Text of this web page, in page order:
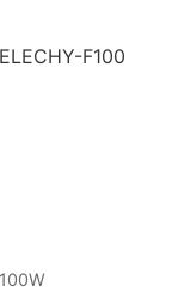
F100
100W